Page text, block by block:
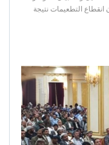
انقطاع التطعيمات نتيجة